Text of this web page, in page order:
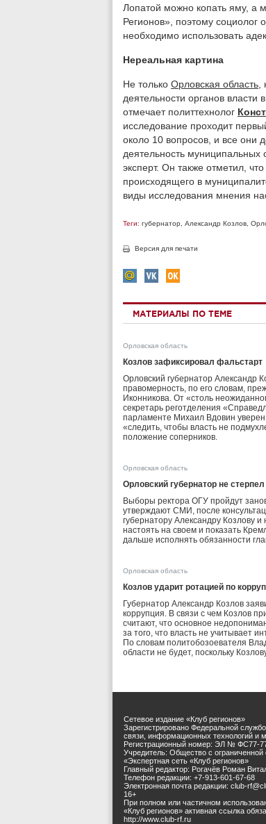
Лопатой можно копать яму, а
Регионов», поэтому социолог
необходимо использовать
Нереальная картина
Не только Орловская область
деятельности органов власти
отмечает политтехнолог
исследование проходит
около 10 вопросов, и все они
деятельность муниципальных
эксперт. Он также отметил,
происходящего в
виды исследования мнения
Теги: губернатор Александр Козлов
Версия для печати
МАТЕРИАЛЫ ПО ТЕМЕ
Орловская область
Козлов зафиксировал фальстарт
Орловский губернатор Александр
правомерность, по его словам,
Иконникова. От «столь
секретарь реготделения
парламенте Михаил Вдовин
«следить, чтобы власть не
положение соперников.
Орловская область
Орловский губернатор не
Выборы ректора ОГУ пройдут
утверждают СМИ, после
губернатору Александру Козлову
настоять на своем и показать
дальше исполнять обязанности
Орловская область
Козлов ударит ротацией по
Губернатор Александр Козлов
коррупция. В связи с чем Козлов
считают, что основное
за того, что власть не учитывает
По словам политобозоевателя
области не будет, поскольку
Сетевое издание «Клуб регионов»
Зарегистрировано Федеральной
связи, информационных технологий и
Регистрационный номер: ЭЛ № ФС77-
Учредитель: Общество с ограниченной
«Экспертная сеть «Клуб регионов»
Главный редактор: Рогачёв Роман
Телефон редакции: +7-913-601-67-68
Электронная почта редакции: club-
16+
При полном или частичном
«Клуб регионов» активная ссылка
http://www.club-rf.ru